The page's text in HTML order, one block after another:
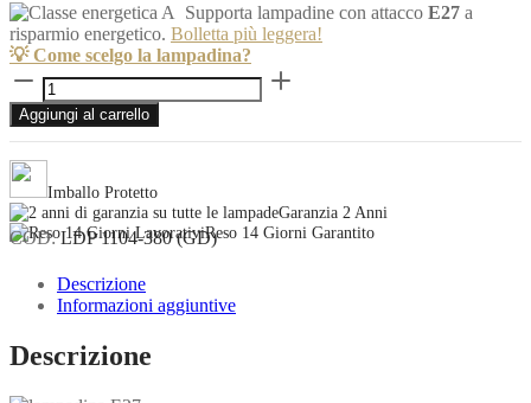
Supporta lampadine con attacco E27 a
risparmio energetico. Bolletta più leggera!
💡 Come scelgo la lampadina?
Plafoniera
bianca
e
oro
a
sospensione
BIANTE
D38
quantità
Aggiungi al carrello
Imballo Protetto
Garanzia 2 Anni
Reso 14 Giorni Garantito
COD:LDP 1104-380 (GD)
Descrizione
Informazioni aggiuntive
Descrizione